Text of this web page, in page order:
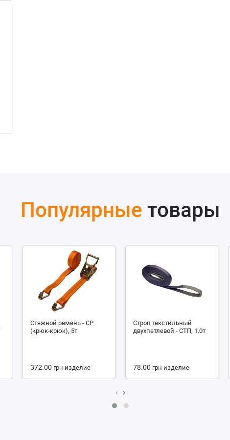
Популярные товары
Стяжной ремень - СР
(крюк-крюк), 5т
372.00 грн изделие
Строп текстильный
двухпетлевой - СТП, 1.0т
78.00 грн изделие
‹ ›